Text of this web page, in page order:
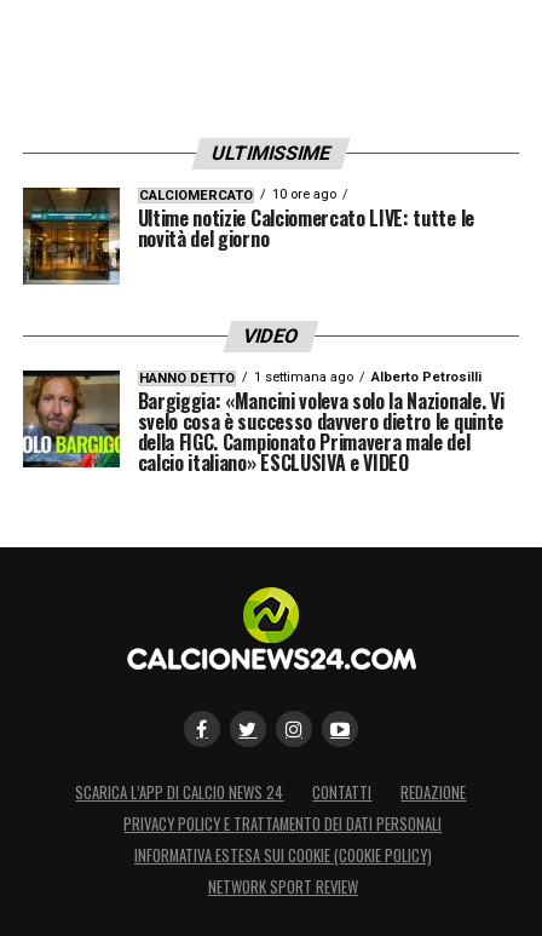
ULTIMISSIME
CALCIOMERCATO 10 ore ago
Ultime notizie Calciomercato LIVE: tutte le
novità del giorno
VIDEO
HANNO DETTO 1 settimana ago Alberto Petrosilli
Bargiggia: «Mancini voleva solo la Nazionale. Vi
svelo cosa è successo davvero dietro le quinte
della FIGC. Campionato Primavera male del
calcio italiano» ESCLUSIVA e VIDEO
SCARICA L’APP DI CALCIO NEWS 24 CONTATTI
REDAZIONE
PRIVACY POLICY E TRATTAMENTO DEI DATI PERSONALI
INFORMATIVA ESTESA SUI COOKIE (COOKIE POLICY)
NETWORK SPORT REVIEW